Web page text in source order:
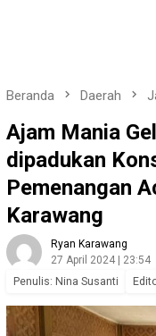
Beranda Daerah
Ajam Mania
dipadukan
Pemenangan
Karawang
Ryan Karawang
27 April 2024 | 23:54
Penulis: Nina Susanti